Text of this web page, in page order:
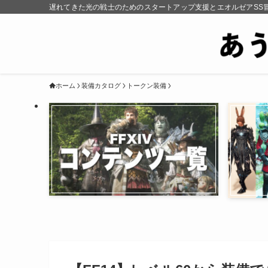
遅れてきた光の戦士のためのスタートアップ支援とエオルゼアSS
ホーム 装備カタログ トークン装備